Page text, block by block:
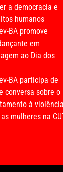
a democracia e
humanos
BA promove
em
ao Dia dos
BA participa de
conversa sobre o
à violência
mulheres na